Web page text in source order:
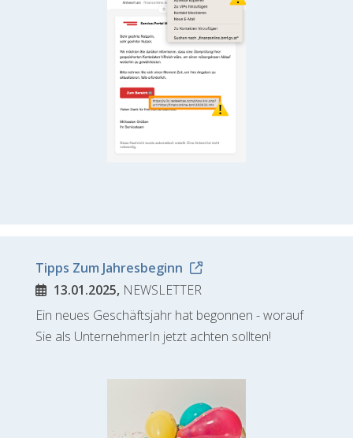
Tipps Zum Jahresbeginn
13.01.2025, NEWSLETTER
Ein neues Geschäftsjahr hat begonnen - worauf
Sie als UnternehmerIn jetzt achten sollten!